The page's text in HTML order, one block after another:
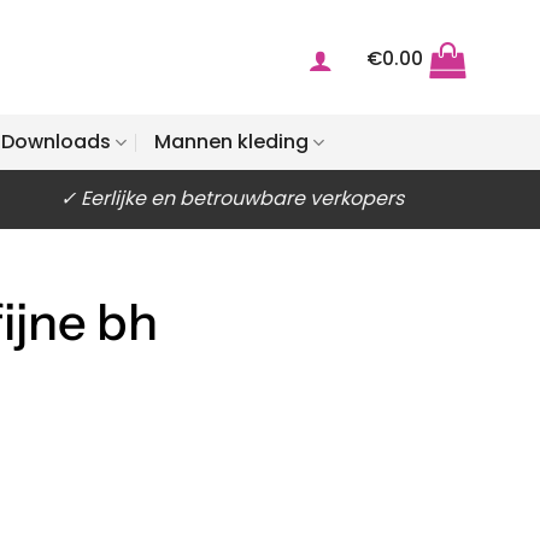
€0.00
Downloads Mannen kleding
✓ Eerlijke en betrouwbare verkopers
bh